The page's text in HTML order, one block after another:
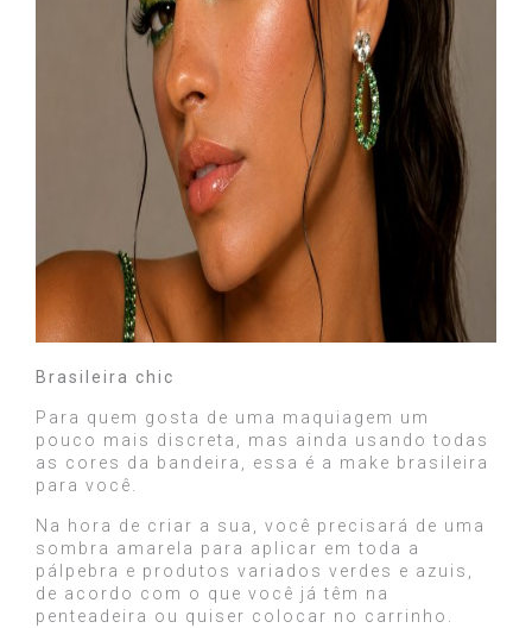
Brasileira chic
Para quem gosta de uma maquiagem um
pouco mais discreta, mas ainda usando todas
as cores da bandeira, essa é a make brasileira
para você.
Na hora de criar a sua, você precisará de uma
sombra amarela para aplicar em toda a
pálpebra e produtos variados verdes e azuis,
de acordo com o que você já têm na
penteadeira ou quiser colocar no carrinho.